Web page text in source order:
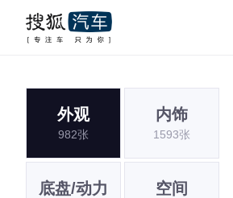
外观
982张
内饰
1593张
底盘/动力 空间